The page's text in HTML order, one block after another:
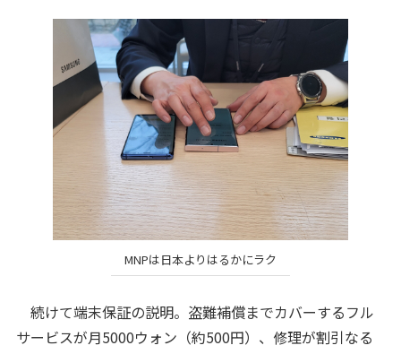
MNPは日本よりはるかにラク
続けて端末保証の説明。盗難補償までカバーするフル
サービスが月5000ウォン（約500円）、修理が割引なる